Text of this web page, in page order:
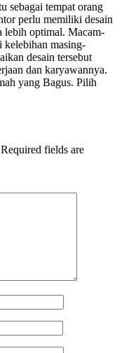
sebagai tempat orang
perlu memiliki desain
lebih optimal. Macam-
kelebihan masing-
desain tersebut
dan karyawannya.
yang Bagus. Pilih
Required fields are